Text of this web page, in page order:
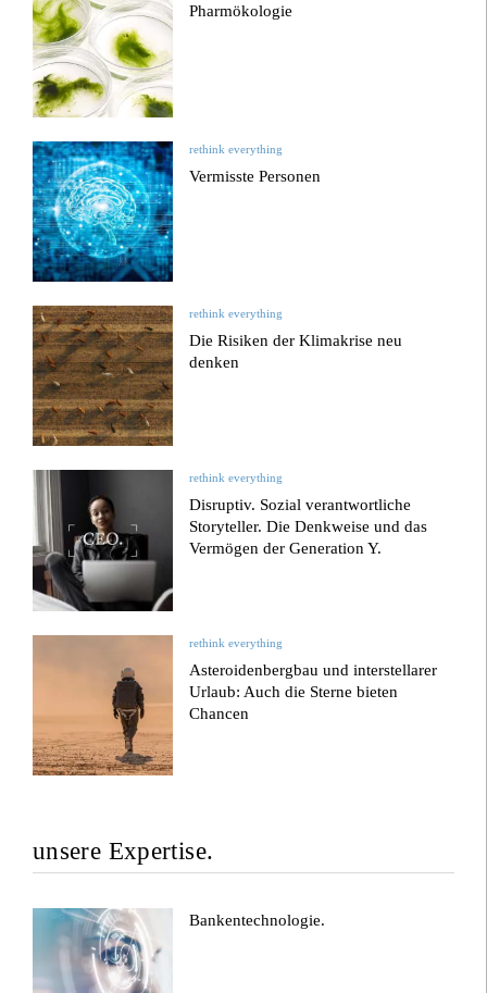
Pharmökologie
rethink everything
Vermisste Personen
rethink everything
Die Risiken der Klimakrise neu
denken
rethink everything
Disruptiv. Sozial verantwortliche
Storyteller. Die Denkweise und das
Vermögen der Generation Y.
rethink everything
Asteroidenbergbau und interstellarer
Urlaub: Auch die Sterne bieten
Chancen
unsere Expertise.
Bankentechnologie.